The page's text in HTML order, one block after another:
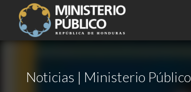
Noticias | Ministerio Público